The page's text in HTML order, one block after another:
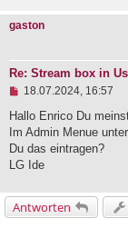
gaston
Re: Stream box in
U
g
e
l
e
s
n
e
r
18.07.2024, 16:57
Hallo Enrico Du
Im Admin Menue
Du das eintragen?
LG Ide
Antworten